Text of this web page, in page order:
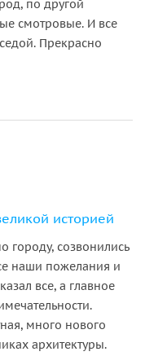
по другой
смотровые. И все
Прекрасно
историей
городу, созвонились
наши пожелания и
все, а главное
много нового
архитектуры.